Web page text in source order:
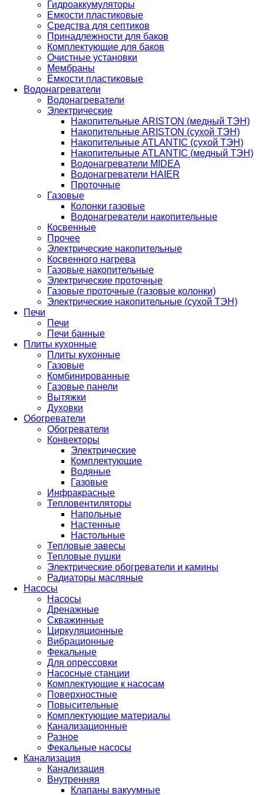
Гидроаккумуляторы
Емкости пластиковые
Средства для септиков
Принадлежности для баков
Комплектующие для баков
Очистные установки
Мембраны
Ёмкости пластиковые
Водонагреватели
Водонагреватели
Электрические
Накопительные ARISTON (медный ТЭН)
Накопительные ARISTON (сухой ТЭН)
Накопительные ATLANTIC (сухой ТЭН)
Накопительные ATLANTIC (медный ТЭН)
Водонагреватели MIDEA
Водонагреватели HAIER
Проточные
Газовые
Колонки газовые
Водонагреватели накопительные
Косвенные
Прочее
Электрические накопительные
Косвенного нагрева
Газовые накопительные
Электрические проточные
Газовые проточные (газовые колонки)
Электрические накопительные (сухой ТЭН)
Печи
Печи
Печи банные
Плиты кухонные
Плиты кухонные
Газовые
Комбинированные
Газовые панели
Вытяжки
Духовки
Обогреватели
Обогреватели
Конвекторы
Электрические
Комплектующие
Водяные
Газовые
Инфракрасные
Тепловентиляторы
Напольные
Настенные
Настольные
Тепловые завесы
Тепловые пушки
Электрические обогреватели и камины
Радиаторы масляные
Насосы
Насосы
Дренажные
Скважинные
Циркуляционные
Вибрационные
Фекальные
Для опрессовки
Насосные станции
Комплектующие к насосам
Поверхностные
Повысительные
Комплектующие материалы
Канализационные
Разное
Фекальные насосы
Канализация
Канализация
Внутренняя
Клапаны вакуумные